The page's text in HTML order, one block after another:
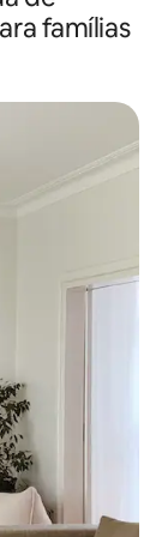
famílias